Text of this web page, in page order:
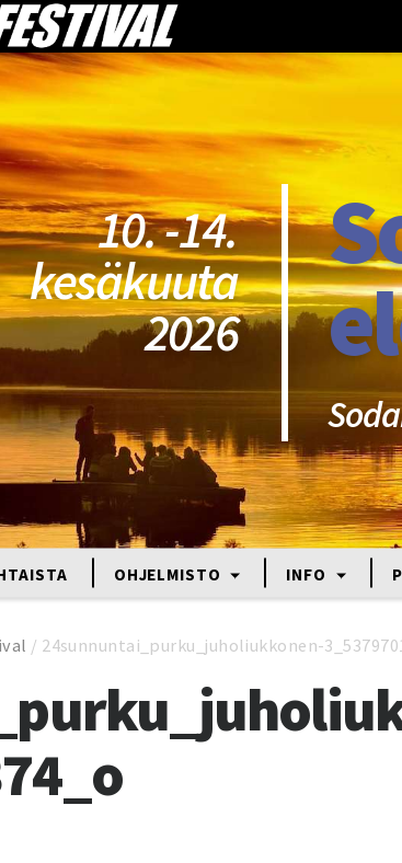
10. -14.
kesäkuuta
2026
OHJELMISTO INFO
/ 24sunnuntai_purku_juholiukkonen-